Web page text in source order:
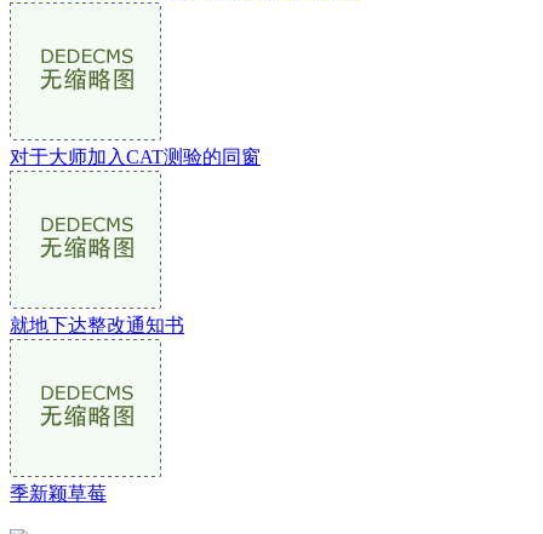
对于大师加入CAT测验的同窗
就地下达整改通知书
季新颖草莓